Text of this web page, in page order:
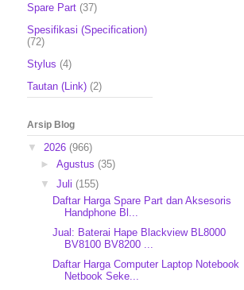
Spare Part (37)
Spesifikasi (Specification)
(72)
Stylus (4)
Tautan (Link) (2)
Arsip Blog
▼ 2026 (966)
► Agustus (35)
▼ Juli (155)
Daftar Harga Spare Part dan Aksesoris
Handphone Bl...
Jual: Baterai Hape Blackview BL8000
BV8100 BV8200 ...
Daftar Harga Computer Laptop Notebook
Netbook Seke...